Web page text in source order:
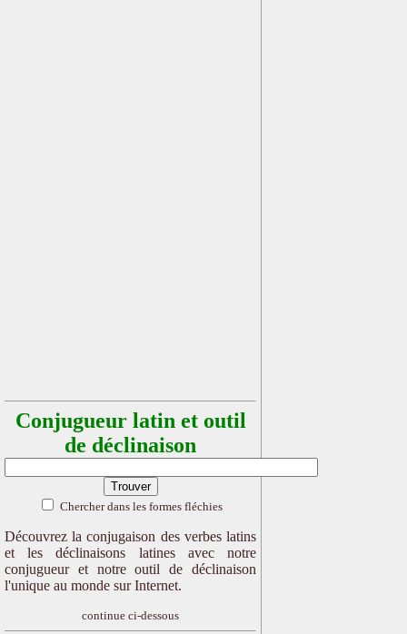
Conjugueur latin et outil
de déclinaison
Chercher dans les formes fléchies
Découvrez la conjugaison des verbes latins
et les déclinaisons latines avec notre
conjugueur et notre outil de déclinaison
l'unique au monde sur Internet.
continue ci-dessous